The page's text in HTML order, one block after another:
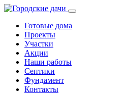
Готовые дома
Проекты
Участки
Акции
Наши работы
Септики
Фундамент
Контакты